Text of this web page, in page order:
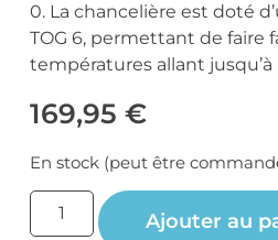
0. La chancelière est doté
TOG 6, permettant de faire
températures allant jusqu’à
169,95 €
En stock (peut être
Ajouter au